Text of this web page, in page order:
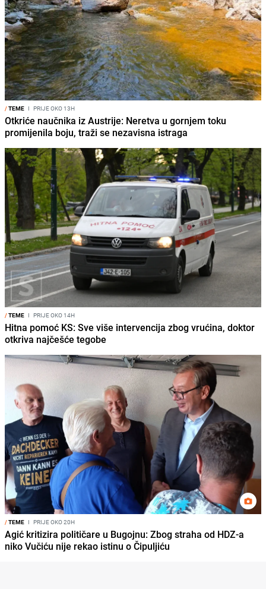
/TEME I PRIJE OKO 13H
Otkriće naučnika iz Austrije: Neretva u gornjem toku
promijenila boju, traži se nezavisna istraga
/TEME I PRIJE OKO 14H
Hitna pomoć KS: Sve više intervencija zbog vrućina, doktor
otkriva najčešće tegobe
/TEME I PRIJE OKO 20H
Agić kritizira političare u Bugojnu: Zbog straha od HDZ-a
niko Vučiću nije rekao istinu o Čipuljiću